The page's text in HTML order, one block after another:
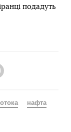
подадуть
нафта